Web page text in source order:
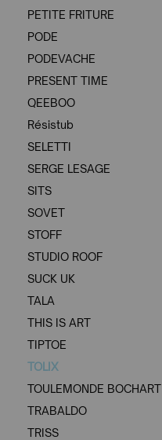
PETITE FRITURE
PODE
PODEVACHE
PRESENT TIME
QEEBOO
Résistub
SELETTI
SERGE LESAGE
SITS
SOVET
STOFF
STUDIO ROOF
SUCK UK
TALA
THIS IS ART
TIPTOE
TOLIX
TOULEMONDE BOCHART
TRABALDO
TRISS